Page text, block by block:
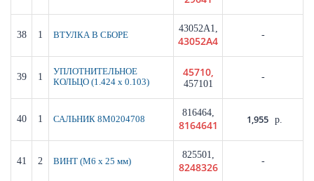
38 1 ВТУЛКА В СБОРЕ
43052A1,
43052A4 -
39 1
УПЛОТНИТЕЛЬНОЕ
КОЛЬЦО (1.424 x 0.103)
45710,
457101
-
40 1 САЛЬНИК 8M0204708
816464,
8164641 1,955 р.
41 2 ВИНТ (M6 x 25 мм)
825501,
8248326 -